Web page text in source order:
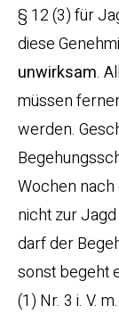
§ 12 (3) für
diese
unwirksam.
müssen
werden.
Wochen nach
nicht zur
darf der
sonst begeht
(1) Nr. 3 i. V.